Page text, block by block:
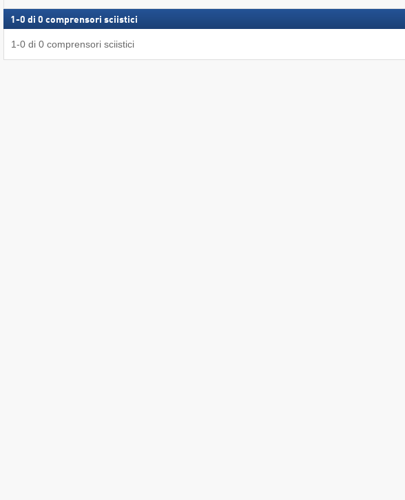
1 -0 di 0 comprensori sciistici
1-0 di 0 comprensori sciistici